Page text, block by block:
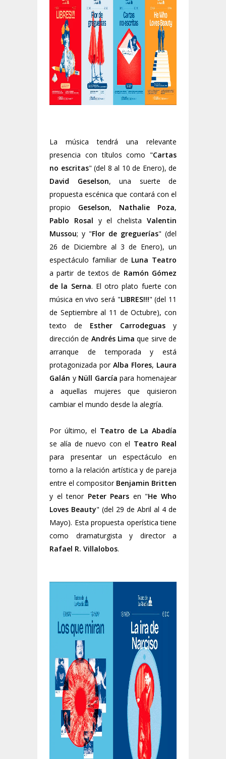
La música tendrá una relevante
presencia con títulos como "Cartas
no escritas" (del 8 al 10 de Enero), de
David Geselson, una suerte de
propuesta escénica que contará con el
propio Geselson, Nathalie Poza,
Pablo Rosal y el chelistaValentin
Mussou; y "Flor de greguerías" (del
26 de Diciembre al 3 de Enero), un
espectáculo familiar de Luna Teatro
a partir de textos de Ramón Gómez
de la Serna. El otro plato fuerte con
música en vivo será "LIBRES!!!" (del 11
de Septiembre al 11 de Octubre), con
texto de Esther Carrodeguas y
dirección de Andrés Lima que sirve de
arranque de temporada y está
protagonizada por Alba Flores, Laura
Galán y Nüll García para homenajear
a aquellas mujeres que quisieron
cambiar el mundo desde la alegría.
Por último, el Teatro de La Abadía
se alía de nuevo con el Teatro Real
para presentar un espectáculo en
torno a la relación artística y de pareja
entre el compositor Benjamin Britten
y el tenor Peter Pears en "He Who
Loves Beauty" (del 29 de Abril al 4 de
Mayo). Esta propuesta operística tiene
como dramaturgista y director a
Rafael R. Villalobos.